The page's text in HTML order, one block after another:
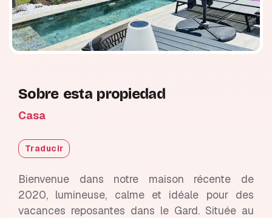
Sobre esta propiedad
Casa
Traducir
Bienvenue dans notre maison récente de
2020, lumineuse, calme et idéale pour des
vacances reposantes dans le Gard. Située au